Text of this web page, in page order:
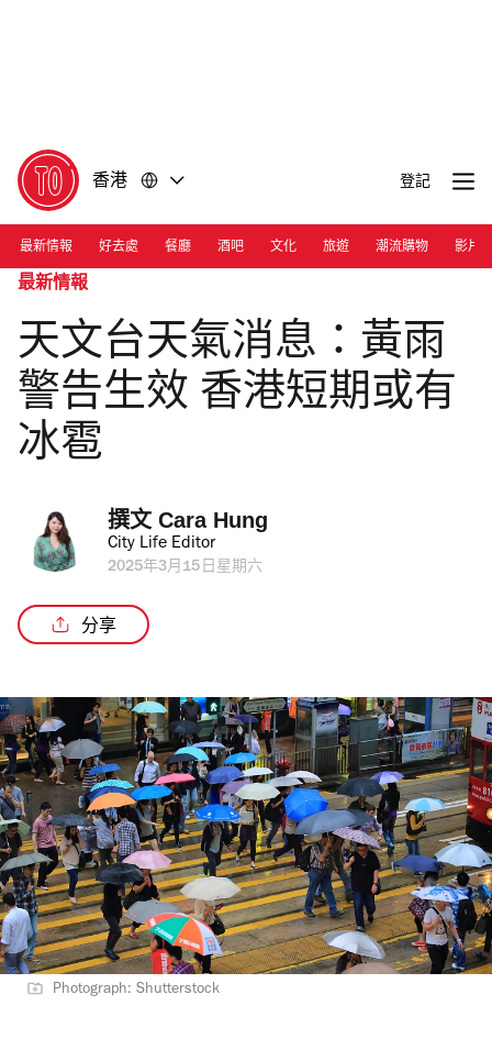
香港 登記
最新情報 好去處 餐廳 酒吧 文化 旅遊 潮流購物 影片
最新情報
天文台天氣消息：黃雨
警告生效 香港短期或有
冰雹
撰文 Cara Hung
City Life Editor
2025年3月15日星期六
分享
Photograph: Shutterstock